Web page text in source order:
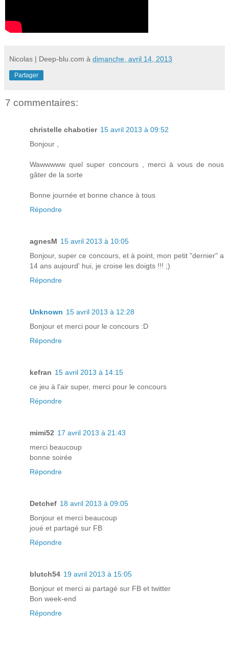
Nicolas | Deep-blu.com à dimanche, avril 14, 2013
Partager
7 commentaires:
christelle chabotier 15 avril 2013 à 09:52
Bonjour ,
Wawwwww quel super concours , merci à vous de nous
gâter de la sorte
Bonne journée et bonne chance à tous
Répondre
agnesM 15 avril 2013 à 10:05
Bonjour, super ce concours, et à point, mon petit "dernier" a
14 ans aujourd' hui, je croise les doigts !!! ;)
Répondre
Unknown 15 avril 2013 à 12:28
Bonjour et merci pour le concours :D
Répondre
kefran 15 avril 2013 à 14:15
ce jeu à l'air super, merci pour le concours
Répondre
mimi52 17 avril 2013 à 21:43
merci beaucoup
bonne soirée
Répondre
Detchef 18 avril 2013 à 09:05
Bonjour et merci beaucoup
joué et partagé sur FB
Répondre
blutch54 19 avril 2013 à 15:05
Bonjour et merci ai partagé sur FB et twitter
Bon week-end
Répondre